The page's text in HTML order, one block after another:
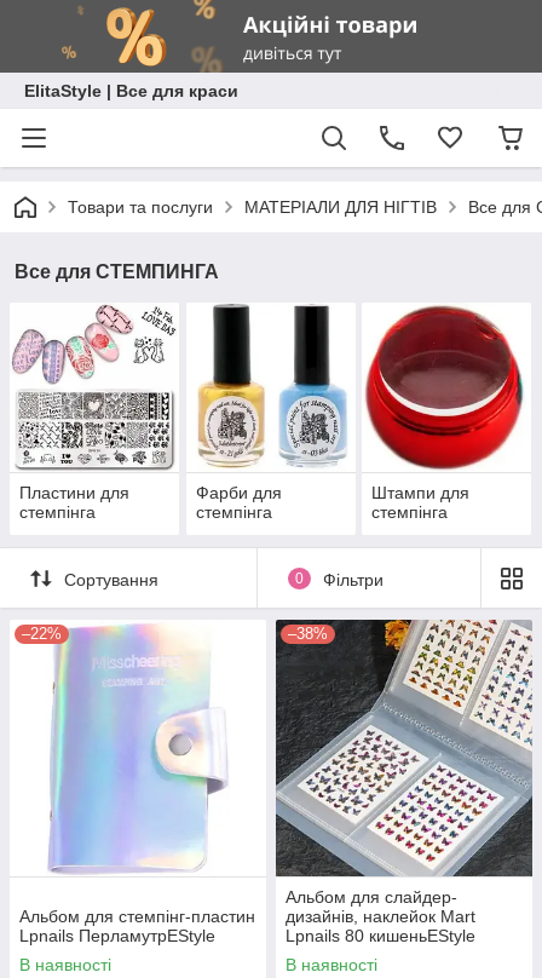
ElitaStyle | Все для краси
Товари та послуги МАТЕРІАЛИ ДЛЯ НІГТІВ Все
Все для СТЕМПИНГА
Пластини для
стемпінга
Фарби для
стемпінга
Штампи для
стемпінга
Сортування 0 Фільтри
–22%
Альбом для стемпінг-пластин
Lpnails ПерламутрEStyle
В наявності
–38%
Альбом для слайдер-
дизайнів, наклейок Mart
Lpnails 80 кишеньEStyle
В наявності